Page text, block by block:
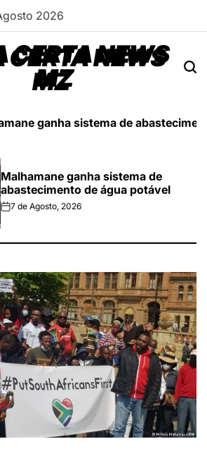
2026
CERTA NEWS
MZ
ganha sistema de
Malhamane ganha sistema de
abastecimento de água potável
on7 de Agosto, 2026